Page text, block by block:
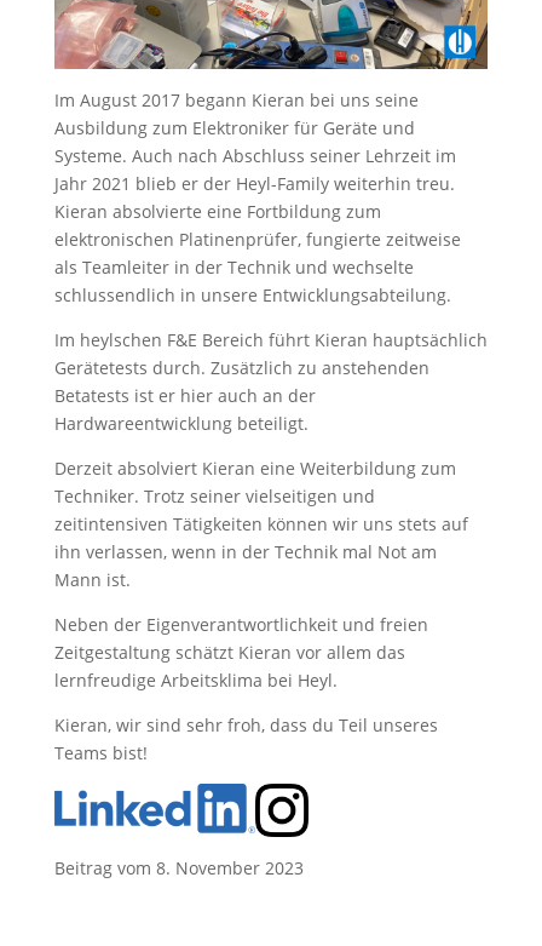
Im August 2017 begann Kieran bei uns seine
Ausbildung zum Elektroniker für Geräte und
Systeme. Auch nach Abschluss seiner Lehrzeit im
Jahr 2021 blieb er der Heyl-Family weiterhin treu.
Kieran absolvierte eine Fortbildung zum
elektronischen Platinenprüfer, fungierte zeitweise
als Teamleiter in der Technik und wechselte
schlussendlich in unsere Entwicklungsabteilung.
Im heylschen F&E Bereich führt Kieran hauptsächlich
Gerätetests durch. Zusätzlich zu anstehenden
Betatests ist er hier auch an der
Hardwareentwicklung beteiligt.
Derzeit absolviert Kieran eine Weiterbildung zum
Techniker. Trotz seiner vielseitigen und
zeitintensiven Tätigkeiten können wir uns stets auf
ihn verlassen, wenn in der Technik mal Not am
Mann ist.
Neben der Eigenverantwortlichkeit und freien
Zeitgestaltung schätzt Kieran vor allem das
lernfreudige Arbeitsklima bei Heyl.
Kieran, wir sind sehr froh, dass du Teil unseres
Teams bist!
Beitrag vom 8. November 2023